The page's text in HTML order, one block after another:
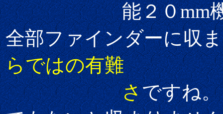
能２０mm機関砲
全部ファインダーに収
らではの有難
さですね